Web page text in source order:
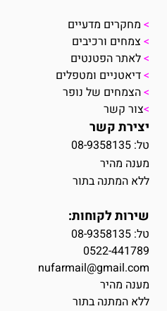
> מחקרים מדעיים
> צמחים ורכיבים
>לאתר הפטנטים
>דיאטניים ומטפלים
>הצמחים של נופר
>צור קשר
יצירת קשר
טל: 08-9358135
מענה מהיר
ללא המתנה בתור
שירות לקוחות:
טל: 08-9358135
0522-441789
nufarmail@gmail.com
מענה מהיר
ללא המתנה בתור